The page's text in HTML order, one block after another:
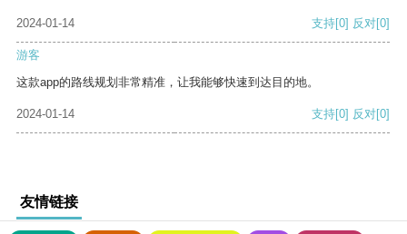
2024-01-14 支持[0] 反对[0]
游客
这款app的路线规划非常精准，让我能够快速到达目的地。
2024-01-14 支持[0] 反对[0]
友情链接